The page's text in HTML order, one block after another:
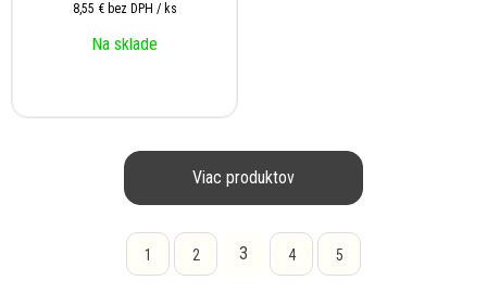
8,55 € bez DPH / ks
Na sklade
Viac produktov
1 2 3 4 5